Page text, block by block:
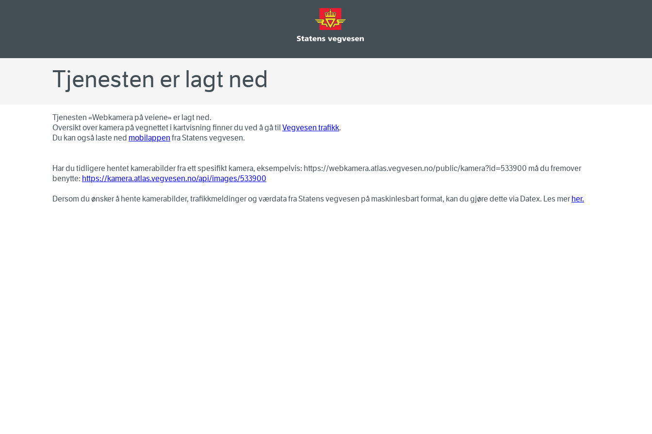
Tjenesten er lagt ned
Tjenesten «Webkamera på veiene» er lagt ned.
Oversikt over kamera på vegnettet i kartvisning finner du ved å gå til Vegvesen trafikk.
Du kan også laste ned mobilappen fra Statens vegvesen.
Har du tidligere hentet kamerabilder fra ett spesifikt kamera, eksempelvis: https://webkamera.atlas.vegvesen.no/public/kamera?id=533900 må du fremover
benytte: https://kamera.atlas.vegvesen.no/api/images/533900
Dersom du ønsker å hente kamerabilder, trafikkmeldinger og værdata fra Statens vegvesen på maskinlesbart format, kan du gjøre dette via Datex. Les mer her.